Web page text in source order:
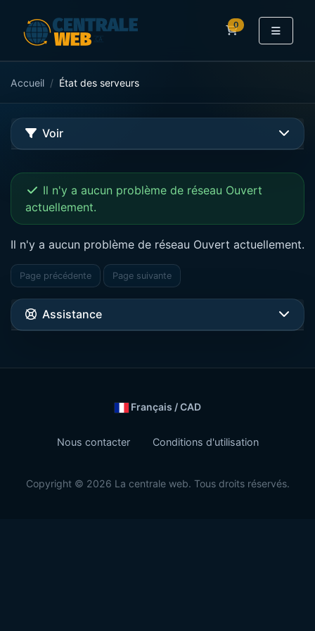
0Panier
Accueil État des serveurs
Voir
Il n'y a aucun problème de réseau Ouvert
actuellement.
Il n'y a aucun problème de réseau Ouvert actuellement.
Page précédente Page suivante
Assistance
Français / CAD
Nous contacter Conditions d'utilisation
Copyright © 2026 La centrale web. Tous droits réservés.